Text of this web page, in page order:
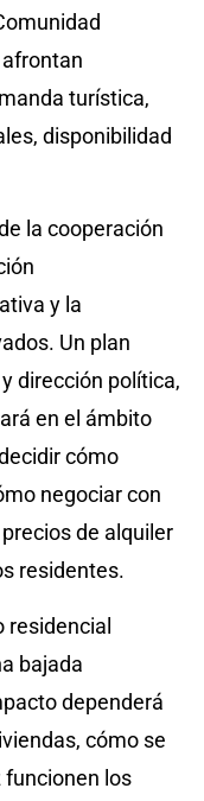
turística,
disponibilidad
la cooperación
y la
Un plan
dirección política,
en el ámbito
cómo
negociar con
de alquiler
residentes.
residencial
bajada
dependerá
cómo se
funcionen los